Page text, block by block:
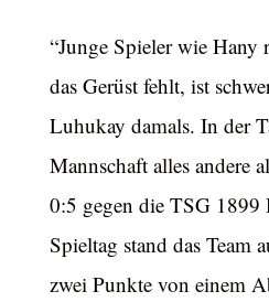
“Junge Spieler wie Hany
das Gerüst fehlt, ist
Luhukay damals. In der
Mannschaft alles andere
0:5 gegen die TSG 1899
Spieltag stand das Team
zwei Punkte von einem